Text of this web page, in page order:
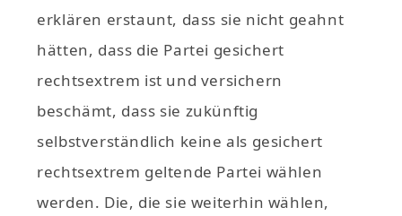
erklären erstaunt, dass sie nicht geahnt
hätten, dass die Partei gesichert
rechtsextrem ist und versichern
beschämt, dass sie zukünftig
selbstverständlich keine als gesichert
rechtsextrem geltende Partei wählen
werden. Die, die sie weiterhin wählen,